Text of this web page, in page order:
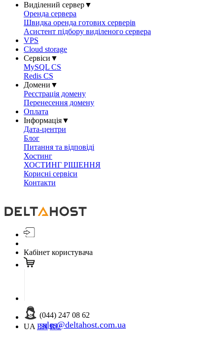
Виділений сервер▼
Оренда сервера
Швидка оренда готових серверів
Асистент підбору виділеного сервера
VPS
Cloud storage
Сервіси ▼
MySQL CS
Redis CS
Домени ▼
Реєстрація домену
Перенесення домену
Оплата
Інформація▼
Дата-центри
Блог
Питання та відповіді
Хостинг
ХОСТИНГ РІШЕННЯ
Корисні сервіси
Контакти
Кабінет користувача
(044) 247 08 62
sales@deltahost.com.ua
UA EN RU